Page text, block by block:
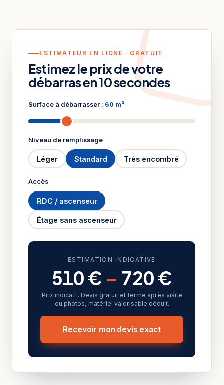
ESTIMATEUR EN LIGNE · GRATUIT
Estimez le prix de votre
débarras en 10 secondes
Surface à débarrasser : 60 m²
Niveau de remplissage
Léger Standard Très encombré
Accès
RDC / ascenseur
Étage sans ascenseur
ESTIMATION INDICATIVE
510 € – 720 €
Prix indicatif. Devis gratuit et ferme après visite
ou photos, matériel valorisable déduit.
Recevoir mon devis exact